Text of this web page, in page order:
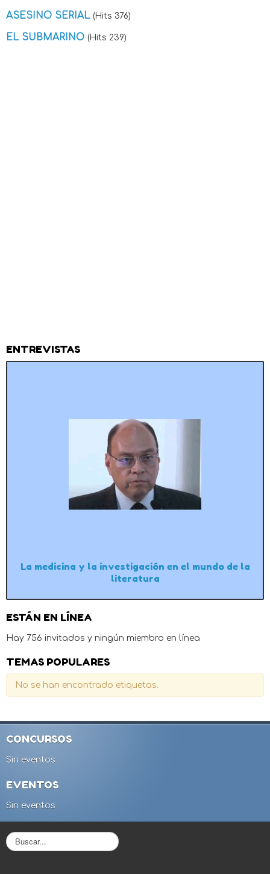
ASESINO SERIAL (Hits 376)
EL SUBMARINO (Hits 239)
ENTREVISTAS
La medicina y la investigación en el mundo de la
literatura
ESTÁN EN LÍNEA
Hay 756 invitados y ningún miembro en línea
TEMAS POPULARES
No se han encontrado etiquetas.
CONCURSOS
Sin eventos
EVENTOS
Sin eventos
B
u